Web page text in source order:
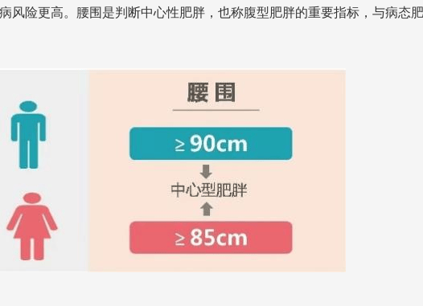
病风险更高。腰围是判断中心性肥胖，也称腹型肥胖的重要指标，与病态